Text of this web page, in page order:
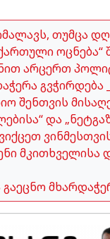
თუმცა
ოცნება“
არცერთ
გვჭირდება
შენთვის
და
მკითხველისა
გაეცნო